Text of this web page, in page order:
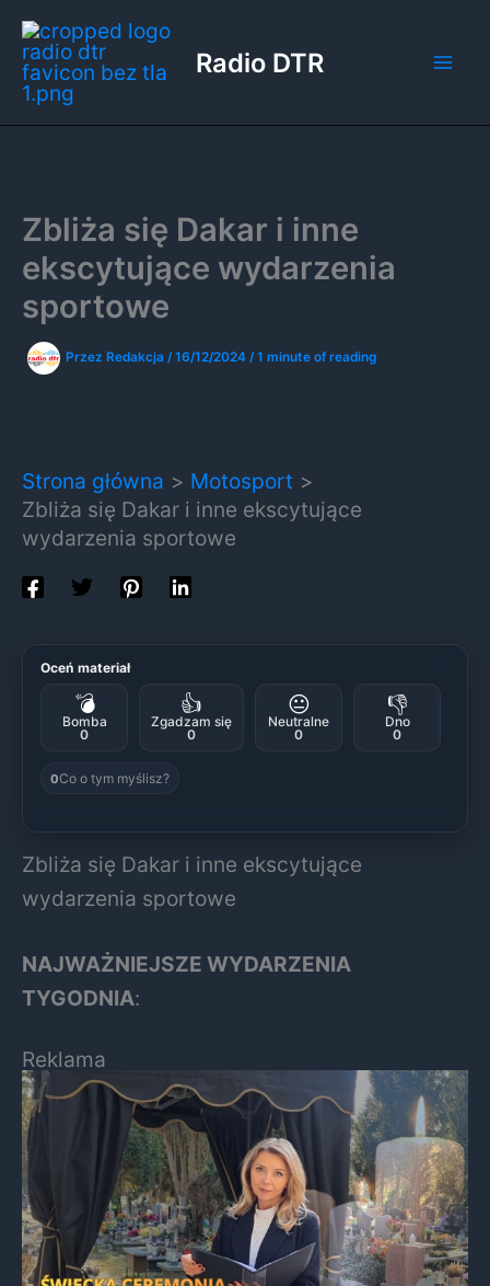
Przejdź
do
treści
Radio DTR
Zbliża się Dakar i inne
ekscytujące wydarzenia
sportowe
Przez Redakcja /16/12/2024 /1 minute of reading
Strona główna
Motosport
Zbliża się Dakar i inne ekscytujące
wydarzenia sportowe
Oceń materiał
💣
Bomba
0
👍
Zgadzam się
0
😐
Neutralne
0
👎
Dno
0
0Co o tym myślisz?
Zbliża się Dakar i inne ekscytujące
wydarzenia sportowe
NAJWAŻNIEJSZE WYDARZENIA
TYGODNIA:
Reklama